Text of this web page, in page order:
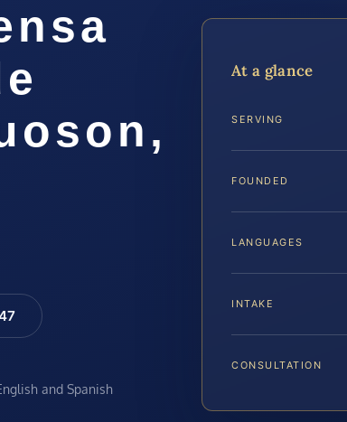
and Spanish
At a glance
SERVING
FOUNDED
LANGUAGES
INTAKE
CONSULTATION